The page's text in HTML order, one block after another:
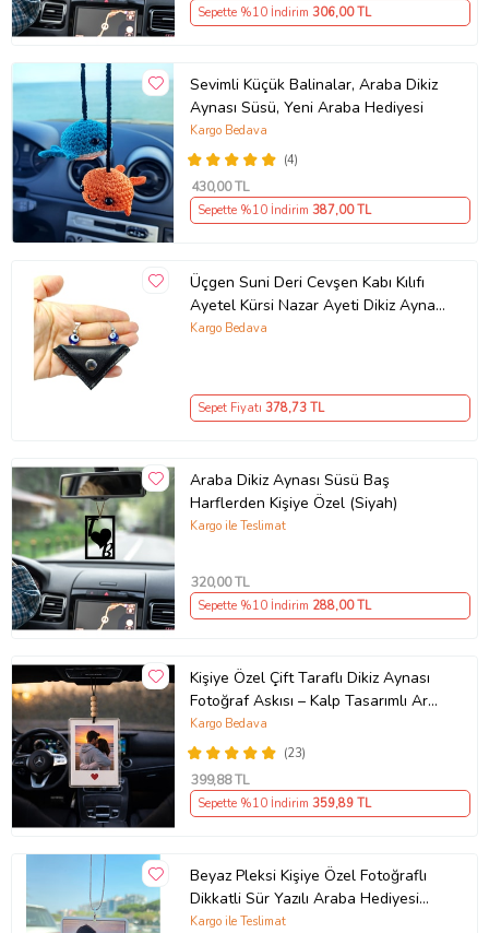
Sepette %10 İndirim 306,00 TL
Sevimli Küçük Balinalar, Araba Dikiz
Aynası Süsü, Yeni Araba Hediyesi
(4)
Kargo Bedava
430,00 TL
Sepette %10 İndirim 387,00 TL
Üçgen Suni Deri Cevşen Kabı Kılıfı
Ayetel Kürsi Nazar Ayeti Dikiz Ayna
Süsü
Kargo Bedava
Sepet Fiyatı 378,73 TL
Araba Dikiz Aynası Süsü Baş
Harflerden Kişiye Özel (Siyah)
Kargo ile Teslimat
320,00 TL
Sepette %10 İndirim 288,00 TL
Kişiye Özel Çift Taraflı Dikiz Aynası
Fotoğraf Askısı – Kalp Tasarımlı Araç
Süsü
(23)
Kargo Bedava
399,88 TL
Sepette %10 İndirim 359,89 TL
Beyaz Pleksi Kişiye Özel Fotoğraflı
Dikkatli Sür Yazılı Araba Hediyesi
Araba Süsü Dikiz Aynası Süsü
Kargo ile Teslimat